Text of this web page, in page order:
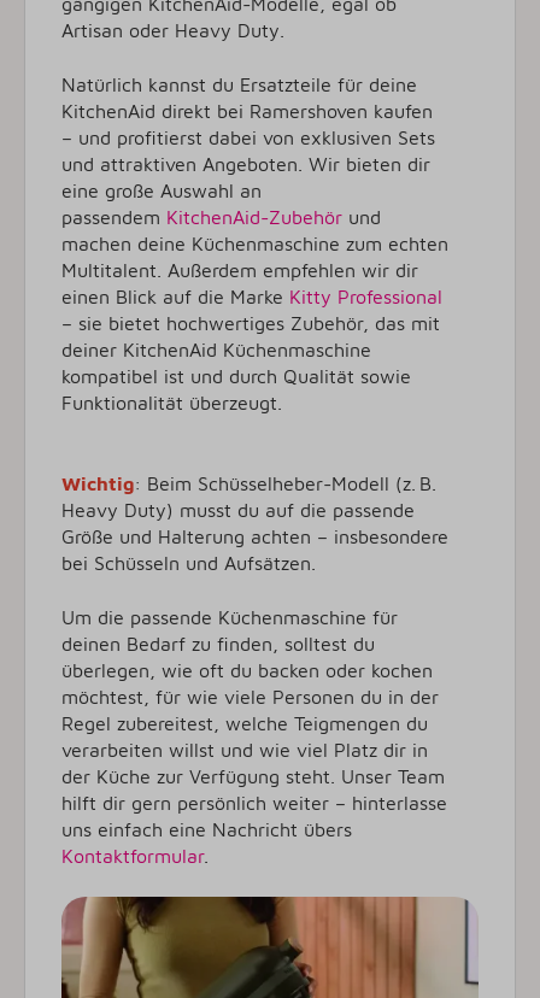
Artisan oder Heavy Duty.
Natürlich kannst du Ersatzteile für deine
KitchenAid direkt bei Ramershoven kaufen
– und profitierst dabei von exklusiven Sets
und attraktiven Angeboten. Wir bieten dir
eine große Auswahl an
passendem KitchenAid-Zubehör und
machen deine Küchenmaschine zum echten
Multitalent. Außerdem empfehlen wir dir
einen Blick auf die Marke Kitty Professional
– sie bietet hochwertiges Zubehör, das mit
deiner KitchenAid Küchenmaschine
kompatibel ist und durch Qualität sowie
Funktionalität überzeugt.
Wichtig: Beim Schüsselheber-Modell (z. B.
Heavy Duty) musst du auf die passende
Größe und Halterung achten – insbesondere
bei Schüsseln und Aufsätzen.
Um die passende Küchenmaschine für
deinen Bedarf zu finden, solltest du
überlegen, wie oft du backen oder kochen
möchtest, für wie viele Personen du in der
Regel zubereitest, welche Teigmengen du
verarbeiten willst und wie viel Platz dir in
der Küche zur Verfügung steht. Unser Team
hilft dir gern persönlich weiter – hinterlasse
uns einfach eine Nachricht übers
Kontaktformular.